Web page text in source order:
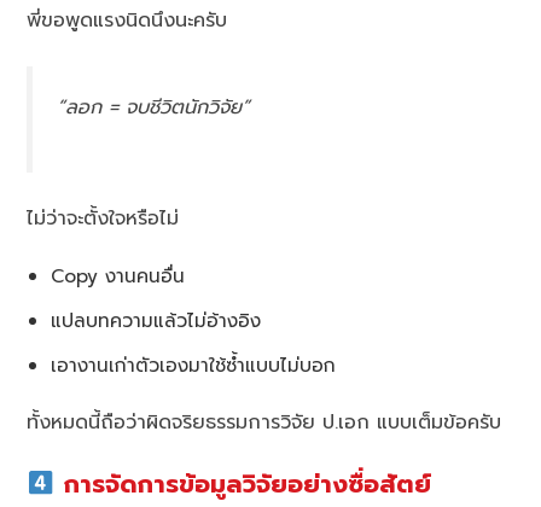
พี่ขอพูดแรงนิดนึงนะครับ
“ลอก = จบชีวิตนักวิจัย”
ไม่ว่าจะตั้งใจหรือไม่
Copy งานคนอื่น
แปลบทความแล้วไม่อ้างอิง
เอางานเก่าตัวเองมาใช้ซ้ำแบบไม่บอก
ทั้งหมดนี้ถือว่าผิดจริยธรรมการวิจัย ป.เอก แบบเต็มข้อครับ
การจัดการข้อมูลวิจัยอย่างซื่อสัตย์